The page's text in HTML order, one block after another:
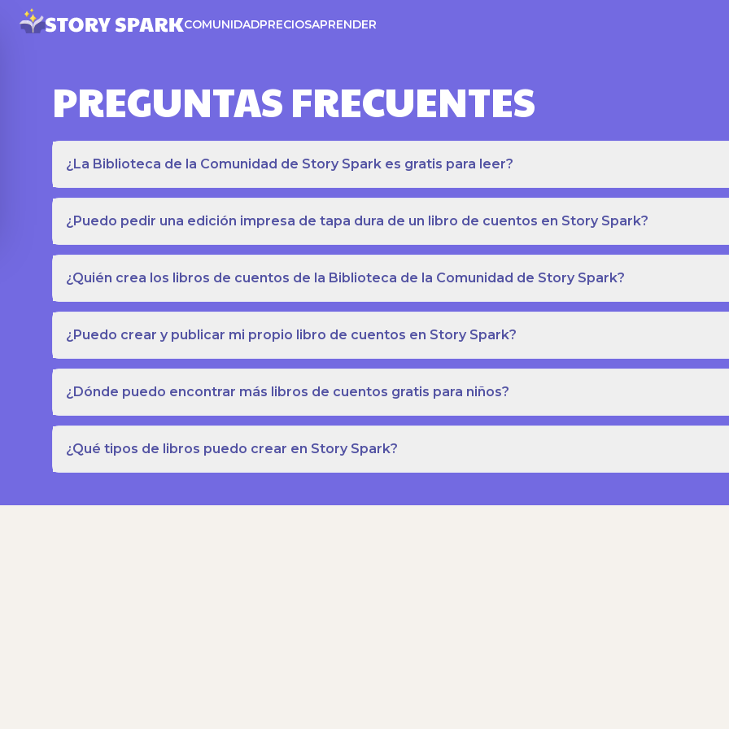
COMUNIDADPRECIOSAPRENDER
PREGUNTAS FRECUENTES
¿La Biblioteca de la Comunidad de Story Spark es gratis para leer?
¿Puedo pedir una edición impresa de tapa dura de un libro de cuentos en Story Spark?
¿Quién crea los libros de cuentos de la Biblioteca de la Comunidad de Story Spark?
¿Puedo crear y publicar mi propio libro de cuentos en Story Spark?
¿Dónde puedo encontrar más libros de cuentos gratis para niños?
¿Qué tipos de libros puedo crear en Story Spark?